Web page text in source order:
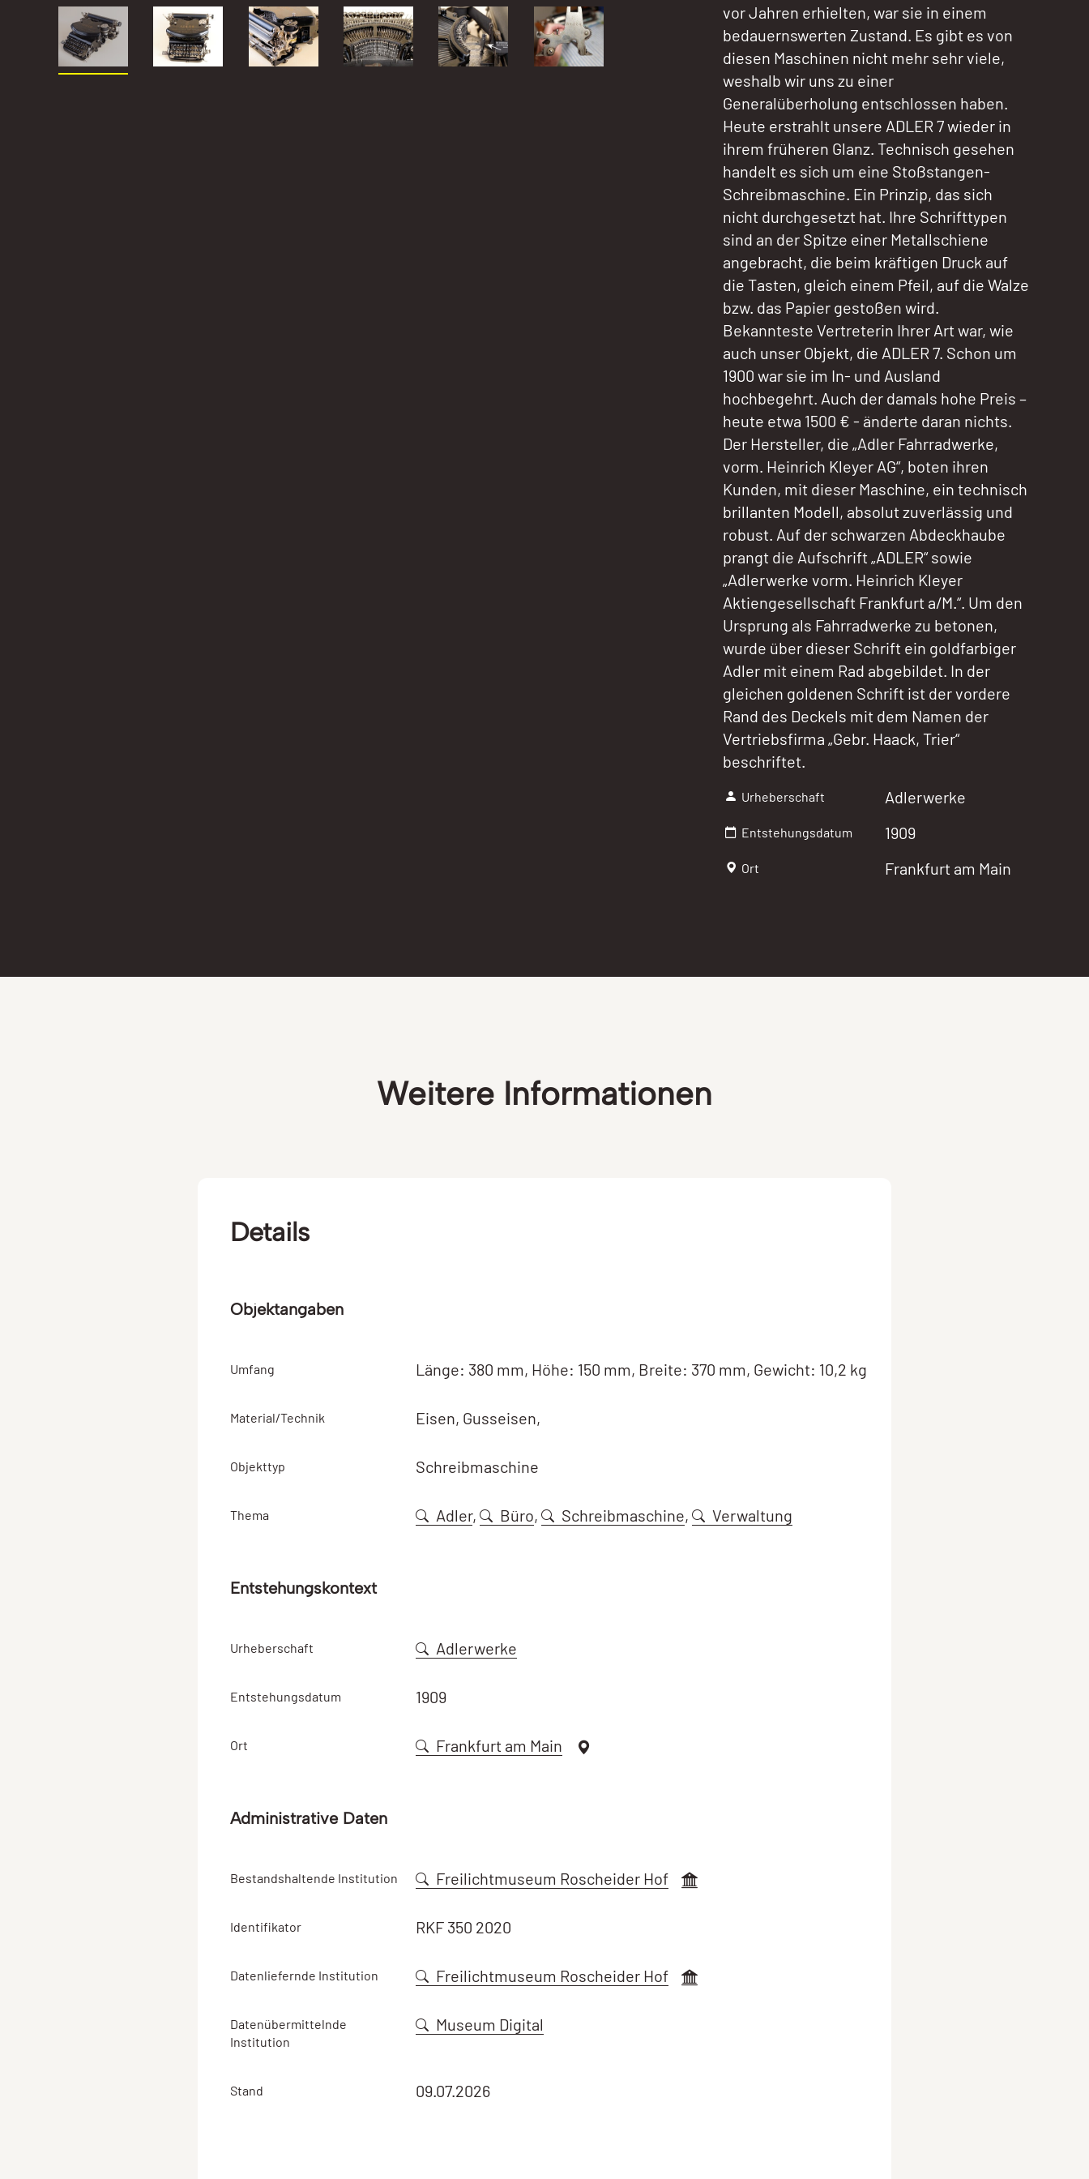
vor Jahren erhielten, war sie in einem
bedauernswerten Zustand. Es gibt es von
diesen Maschinen nicht mehr sehr viele,
weshalb wir uns zu einer
Generalüberholung entschlossen haben.
Heute erstrahlt unsere ADLER 7 wieder in
ihrem früheren Glanz. Technisch gesehen
handelt es sich um eine Stoßstangen-
Schreibmaschine. Ein Prinzip, das sich
nicht durchgesetzt hat. Ihre Schrifttypen
sind an der Spitze einer Metallschiene
angebracht, die beim kräftigen Druck auf
die Tasten, gleich einem Pfeil, auf die Walze
bzw. das Papier gestoßen wird.
Bekannteste Vertreterin Ihrer Art war, wie
auch unser Objekt, die ADLER 7. Schon um
1900 war sie im In- und Ausland
hochbegehrt. Auch der damals hohe Preis –
heute etwa 1500 € - änderte daran nichts.
Der Hersteller, die „Adler Fahrradwerke,
vorm. Heinrich Kleyer AG“, boten ihren
Kunden, mit dieser Maschine, ein technisch
brillanten Modell, absolut zuverlässig und
robust. Auf der schwarzen Abdeckhaube
prangt die Aufschrift „ADLER“ sowie
„Adlerwerke vorm. Heinrich Kleyer
Aktiengesellschaft Frankfurt a/M.“. Um den
Ursprung als Fahrradwerke zu betonen,
wurde über dieser Schrift ein goldfarbiger
Adler mit einem Rad abgebildet. In der
gleichen goldenen Schrift ist der vordere
Rand des Deckels mit dem Namen der
Vertriebsfirma „Gebr. Haack, Trier“
beschriftet.
Urheberschaft Adlerwerke
Entstehungsdatum 1909
Ort Frankfurt am Main
Weitere Informationen
Details
Objektangaben
Umfang Länge: 380 mm, Höhe: 150 mm, Breite: 370 mm, Gewicht: 10,2 kg
Material/Technik Eisen, Gusseisen,
Objekttyp Schreibmaschine
Thema Adler, Büro, Schreibmaschine, Verwaltung
Entstehungskontext
Urheberschaft Adlerwerke
Entstehungsdatum 1909
Ort Frankfurt am Main
Administrative Daten
Bestandshaltende Institution Freilichtmuseum Roscheider Hof
Identifikator RKF 350 2020
Datenliefernde Institution Freilichtmuseum Roscheider Hof
Datenübermittelnde
Institution
Museum Digital
Stand 09.07.2026